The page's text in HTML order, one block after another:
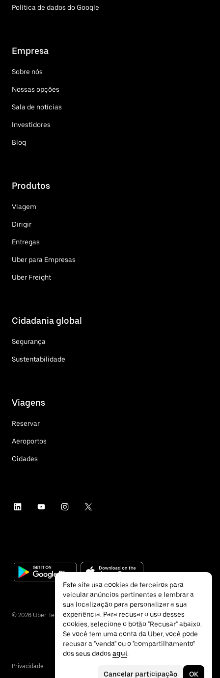
Política de dados do Google
Empresa
Sobre nós
Nossas opções
Sala de notícias
Investidores
Blog
Produtos
Viagem
Dirigir
Entregas
Uber para Empresas
Uber Freight
Cidadania global
Segurança
Sustentabilidade
Viagens
Reservar
Aeroportos
Cidades
© 2026 Uber Technologies Inc.
Privacidade
Este site usa cookies de terceiros para
veicular anúncios pertinentes e lembrar a
sua localização para personalizar a sua
experiência. Para recusar o uso desses
cookies, selecione o botão "Recusar" abaixo.
Se você tem uma conta da Uber, você pode
recusar a "venda" ou o "compartilhamento"
dos seus dados aqui.
Cancelar participação OK